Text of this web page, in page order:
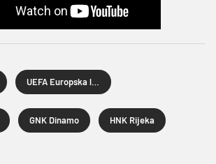
GNK Dinamo HNK Rijeka